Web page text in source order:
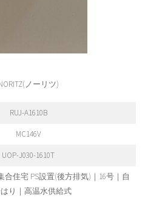
ノーリツ)
RUJ-A1610B
MC146V
UOP-J030-1610T
合住宅 PS設置(後方排気)｜16号｜自
り｜高温水供給式